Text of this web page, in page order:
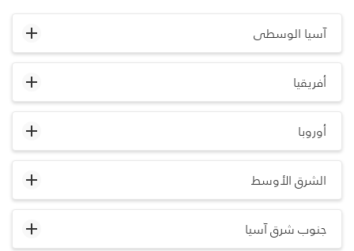
آسيا الوسطى
أفريقيا
أوروبا
الشرق الأوسط
جنوب شرق آسيا